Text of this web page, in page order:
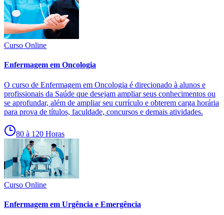
Curso Online
Enfermagem em Oncologia
O curso de Enfermagem em Oncologia é direcionado à alunos e
profissionais da Saúde que desejam ampliar seus conhecimentos ou
se aprofundar, além de ampliar seu currículo e obterem carga horária
para prova de títulos, faculdade, concursos e demais atividades.
80 à 120 Horas
Curso Online
Enfermagem em Urgência e Emergência